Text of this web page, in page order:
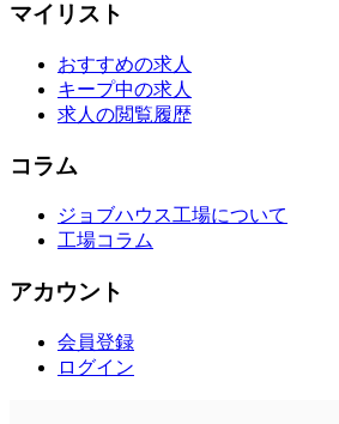
マイリスト
おすすめの求人
キープ中の求人
求人の閲覧履歴
コラム
ジョブハウス工場について
工場コラム
アカウント
会員登録
ログイン